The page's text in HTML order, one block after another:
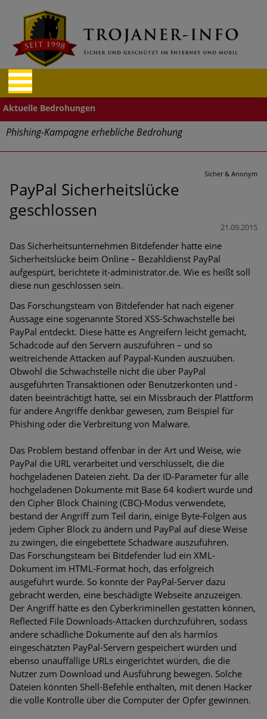
Phishing-Kampagne erhebliche Bedrohung
Welle an Social-Engineering-Betrugsmaschen und
Identitätsdiebstahl
Exponentiell wachsende Risiken, eine immer
unübersichtlichere Cyber-Bedrohungslage – was CISOs jetzt
Digitale Assets aller Arten im Fokus der aktuellen Cyber-
Bedrohungen
Ungebremster Aufstieg: Mega-Ransomware. Deutsche
Unternehmen dürfen Bedrohungspotential nicht
unterschätzen
Weiterentwicklung der HTTP-basierten Cyberangriffe lässt
Experten vor Tsunami bei Web-DDoS-Angriffen warnen
Phishing-Trend: Führungskräfte im Visier. Was hilft gegen
Harpoon Whaling?
Amazon hat nun reagiert
Fake-Unternehmensprofile auf LinkedIn: Unternehmen und
Nutzer im Visier der Datendiebe
Cyber Experience Center in Augsburg
Sicher & Anonym
PayPal Sicherheitslücke
geschlossen
21.09.2015
Das Sicherheitsunternehmen Bitdefender hatte eine
Sicherheitslücke beim Online – Bezahldienst PayPal
aufgespürt, berichtete it-administrator.de. Wie es heißt soll
diese nun geschlossen sein.
Das Forschungsteam von Bitdefender hat nach eigener
Aussage eine sogenannte Stored XSS-Schwachstelle bei
PayPal entdeckt. Diese hätte es Angreifern leicht gemacht,
Schadcode auf den Servern auszuführen – und so
weitreichende Attacken auf Paypal-Kunden auszuüben.
Obwohl die Schwachstelle nicht die über PayPal
ausgeführten Transaktionen oder Benutzerkonten und -
daten beeinträchtigt hatte, sei ein Missbrauch der Plattform
für andere Angriffe denkbar gewesen, zum Beispiel für
Phishing oder die Verbreitung von Malware.
Das Problem bestand offenbar in der Art und Weise, wie
PayPal die URL verarbeitet und verschlüsselt, die die
hochgeladenen Dateien zieht. Da der ID-Parameter für alle
hochgeladenen Dokumente mit Base 64 kodiert wurde und
den Cipher Block Chaining (CBC)-Modus verwendete,
bestand der Angriff zum Teil darin, einige Byte-Folgen aus
jedem Cipher Block zu ändern und PayPal auf diese Weise
zu zwingen, die eingebettete Schadware auszuführen.
Das Forschungsteam bei Bitdefender lud ein XML-
Dokument im HTML-Format hoch, das erfolgreich
ausgeführt wurde. So konnte der PayPal-Server dazu
gebracht werden, eine beschädigte Webseite anzuzeigen.
Der Angriff hätte es den Cyberkriminellen gestatten können,
Reflected File Downloads-Attacken durchzuführen, sodass
andere schädliche Dokumente auf den als harmlos
eingeschätzten PayPal-Servern gespeichert würden und
ebenso unauffällige URLs eingerichtet würden, die die
Nutzer zum Download und Ausführung bewegen. Solche
Dateien könnten Shell-Befehle enthalten, mit denen Hacker
die volle Kontrolle über die Computer der Opfer gewinnen.